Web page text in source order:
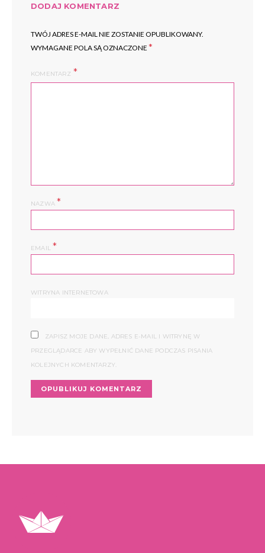
DODAJ KOMENTARZ
TWÓJ ADRES E-MAIL NIE ZOSTANIE OPUBLIKOWANY.
WYMAGANE POLA SĄ OZNACZONE *
KOMENTARZ
NAZWA*
EMAIL*
WITRYNA INTERNETOWA
ZAPISZ MOJE DANE, ADRES E-MAIL I WITRYNĘ W
PRZEGLĄDARCE ABY WYPEŁNIĆ DANE PODCZAS PISANIA
KOLEJNYCH KOMENTARZY.